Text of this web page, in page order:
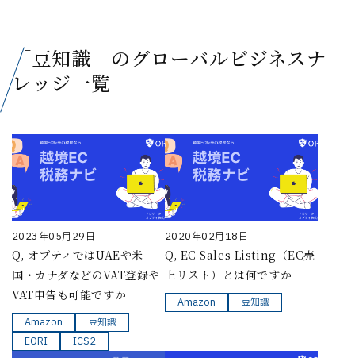
「豆知識」のグローバルビジネスナ
レッジ一覧
2023年05月29日
Q, オプティではUAEや米
国・カナダなどのVAT登録や
VAT申告も可能ですか
Amazon
豆知識
EORI
ICS2
2020年02月18日
Q, EC Sales Listing（EC売
上リスト）とは何ですか
Amazon 豆知識